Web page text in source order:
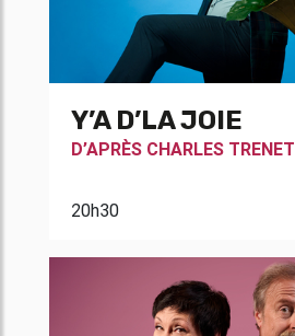
Y’A D’LA JOIE
D’APRÈS CHARLES TRENET
20h30